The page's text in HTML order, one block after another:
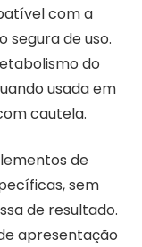
com a
segura de uso.
do
usada em
cautela.
de
sem
de resultado.
apresentação